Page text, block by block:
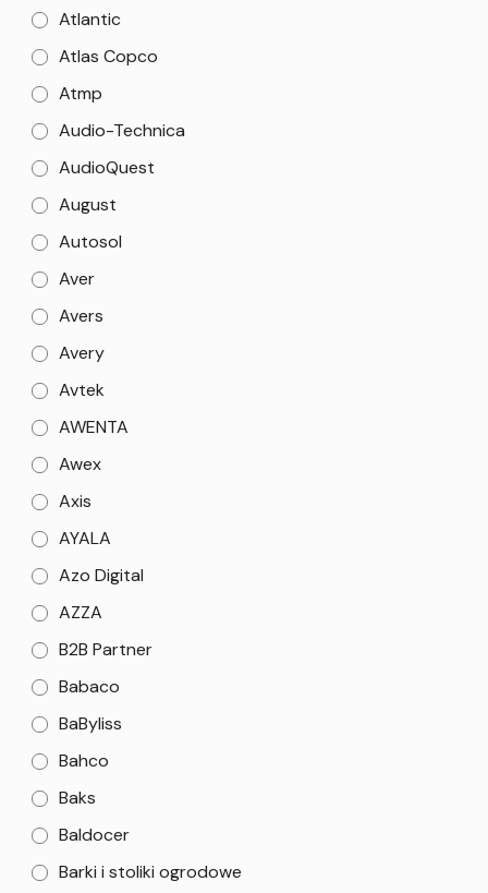
Atlantic
Atlas Copco
Atmp
Audio-Technica
AudioQuest
August
Autosol
Aver
Avers
Avery
Avtek
AWENTA
Awex
Axis
AYALA
Azo Digital
AZZA
B2B Partner
Babaco
BaByliss
Bahco
Baks
Baldocer
Barki i stoliki ogrodowe